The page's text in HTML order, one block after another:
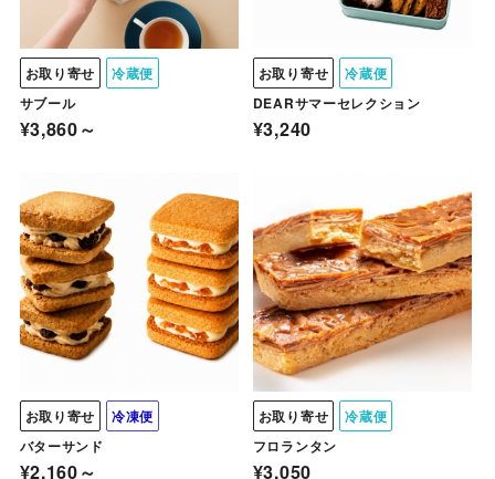
お取り寄せ
冷蔵便
サブール
¥3,860～
お取り寄せ
冷蔵便
DEARサマーセレクション
¥3,240
お取り寄せ
冷凍便
バターサンド
¥2,160～
お取り寄せ
冷蔵便
フロランタン
¥3,050